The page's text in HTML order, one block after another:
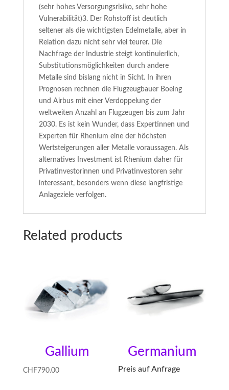
(sehr hohes Versorgungsrisiko, sehr hohe
Vulnerabilität)3. Der Rohstoff ist deutlich
seltener als die wichtigsten Edelmetalle, aber in
Relation dazu nicht sehr viel teurer. Die
Nachfrage der Industrie steigt kontinuierlich,
Substitutionsmöglichkeiten durch andere
Metalle sind bislang nicht in Sicht. In ihren
Prognosen rechnen die Flugzeugbauer Boeing
und Airbus mit einer Verdoppelung der
weltweiten Anzahl an Flugzeugen bis zum Jahr
2030. Es ist kein Wunder, dass Expertinnen und
Experten für Rhenium eine der höchsten
Wertsteigerungen aller Metalle voraussagen. Als
alternatives Investment ist Rhenium daher für
Privatinvestorinnen und Privatinvestoren sehr
interessant, besonders wenn diese langfristige
Anlageziele verfolgen.
Related products
Gallium
CHF 790.00
Germanium
Preis auf Anfrage